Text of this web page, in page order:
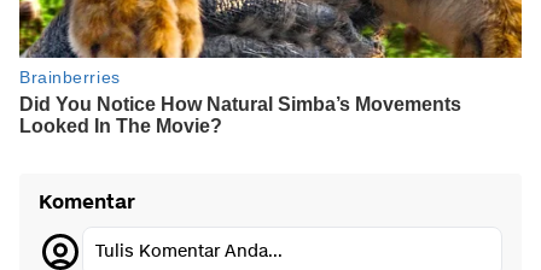
Komentar
Tulis Komentar Anda...